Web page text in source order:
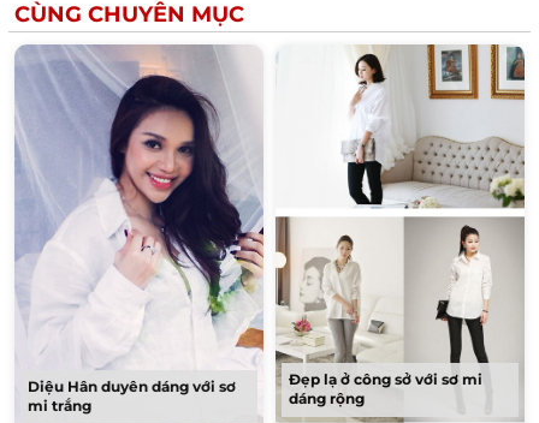
CÙNG CHUYÊN MỤC
Diệu Hân duyên dáng với sơ
mi trắng
Đẹp lạ ở công sở với sơ mi
dáng rộng